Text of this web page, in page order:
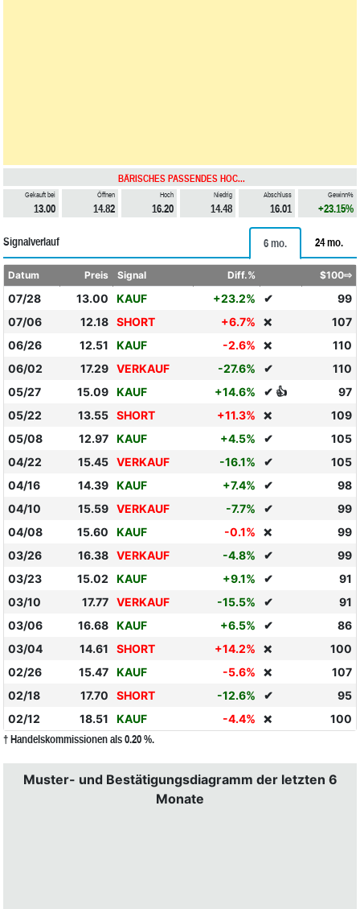
BÄRISCHES PASSENDES HOC...
Gekauft bei
13.00
Öffnen
14.82
Hoch
16.20
Niedrig
14.48
Abschluss
16.01
Gewinn%
+23.15%
Signalverlauf 6 mo. 24 mo.
Datum Preis Signal Diff.% $100⇨
07/28 13.00 KAUF +23.2% ✔
99
07/06
12.18 SHORT +6.7% ❌
107
06/26
12.51 KAUF -2.6% ❌
110
06/02
17.29 VERKAUF -27.6% ✔
110
05/27
15.09 KAUF +14.6% ✔ 👍
97
05/22
13.55 SHORT +11.3% ❌
109
05/08
12.97 KAUF +4.5% ✔
105
04/22
15.45 VERKAUF -16.1% ✔
105
04/16
14.39 KAUF +7.4% ✔
98
04/10
15.59 VERKAUF -7.7% ✔
99
04/08
15.60 KAUF -0.1% ❌
99
03/26
16.38 VERKAUF -4.8% ✔
99
03/23
15.02 KAUF +9.1% ✔
91
03/10
17.77 VERKAUF -15.5% ✔
91
03/06
16.68 KAUF +6.5% ✔
86
03/04
14.61 SHORT +14.2% ❌
100
02/26
15.47 KAUF -5.6% ❌
107
02/18
17.70 SHORT -12.6% ✔
95
02/12
18.51 KAUF -4.4% ❌ 100
† Handelskommissionen als 0.20 %.
Muster- und Bestätigungsdiagramm der letzten 6
Monate